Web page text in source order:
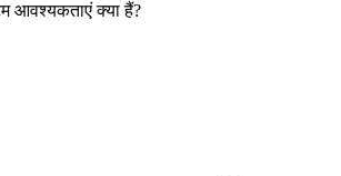
आवश्यकताएं क्या हैं?